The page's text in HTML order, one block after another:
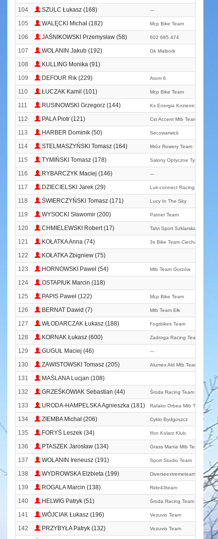
104 SZULC Łukasz (168) ---
105 WALĘCKI Michał (182) Mcp Bike Team
106 JAŚNIKOWSKI Przemysław (58) 602 685 474
107 WOLANIN Jakub (192) Gk Malbork
108
KULLING Monika (91)
109
DEFOUR Rik (229) Atom 6
110 ŁUCZAK Kamil (101) Mcp Bike Team
111 RUSINOWSKI Grzegorz (144) Ks Energia Kozienice
112 PALA Piotr (121) Cst Accent Mtb Team
113 HARBER Dominik (50) Secowarwick
114 STELMASZYŃSKI Tomasz (164) Mróz Rowery Team
115 TYMIŃSKI Tomasz (178) Salony Optyczne Tymiński
116 RYBARCZYK Maciej (146) ---
117 DZIECIELSKI Jarek (29) Luk-connect Racing Team
118 ŚWIERCZYŃSKI Tomasz (171) Lucy In The Sky
119 WYSOCKI Sławomir (200) Patnet Team
120 CHMIELEWSKI Robert (17) Talvi Sport Szklarska Poreba
121 KOŁATKA Anna (74) 3s Bike Team Ciechanów
122
KOŁATKA Zbigniew (75)
123
HORNOWSKI Paweł (54) Mtb Team Gorzów
124
OSTAPIUK Marcin (118)
125
PAPIS Paweł (122) Mcp Bike Team
126 BERNAT Dawid (7) Mtb Team Ełk
127 WŁODARCZAK Łukasz (188) Fogtbikes Team
128 KORNAK Łukasz (600) Zadroga Racing Team
129 GUGUŁ Maciej (46) ---
130 ZAWISTOWSKI Tomasz (205) Alumex Ald Mtb Team
131
MAŚLANA Lucjan (108)
132
GRZEŚKOWIAK Sebastian (44) Środa Racing Team
133 URODA-HAMPELSKA Agnieszka (181) Rafako Orbea Mtb Team
134 ZIEMBA Michał (206) Cyklo Bydgoszcz
135 FORYŚ Leszek (34) Ifon Kolarz Klub
136 PTASZEK Jarosław (134) Grass Mania Mtb Team
137 WOLANIN Ireneusz (191) Sport Studio Team
138 WYDROWSKA Elżbieta (199) Diverseextremeteam
139 ROGALA Marcin (138) Ride43team
140 HELWIG Patryk (51) Środa Racing Team
141 WÓJCIAK Łukasz (196) Vezuvio Team
142 PRZYBYŁA Patryk (132) Vezuvio Team